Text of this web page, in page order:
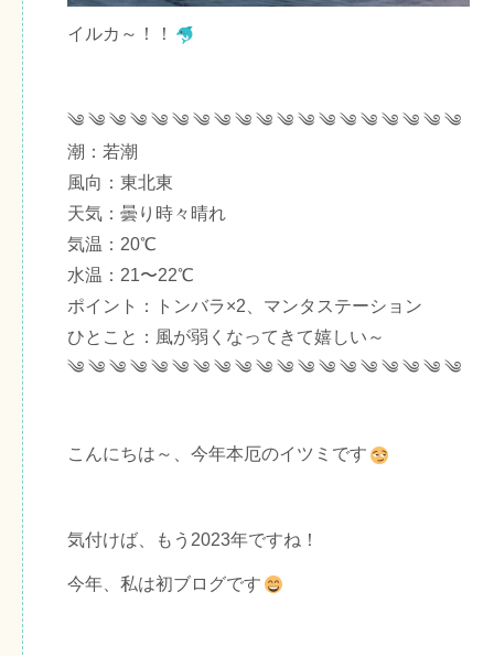
イルカ～！！
༄ ༄ ༄ ༄ ༄ ༄ ༄ ༄ ༄ ༄ ༄ ༄ ༄ ༄ ༄ ༄ ༄ ༄ ༄
潮：若潮
風向：東北東
天気：曇り時々晴れ
気温：20℃
水温：21〜22℃
ポイント：トンバラ×2、マンタステーション
ひとこと：風が弱くなってきて嬉しい～
༄ ༄ ༄ ༄ ༄ ༄ ༄ ༄ ༄ ༄ ༄ ༄ ༄ ༄ ༄ ༄ ༄ ༄ ༄
こんにちは～、今年本厄のイツミです
気付けば、もう2023年ですね！
今年、私は初ブログです